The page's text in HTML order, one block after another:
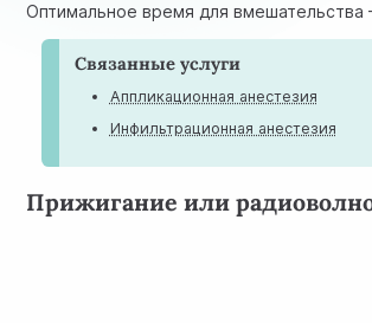
Оптимальное время для вмешательства
Связанные услуги
Аппликационная анестезия
Инфильтрационная анестезия
Прижигание или